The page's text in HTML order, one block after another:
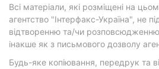
Всі матеріали, які розміщені на
агентство "Інтерфакс-Україна", не
відтворенню та/чи
інакше як з письмового дозволу
Будь-яке копіювання, передрук та